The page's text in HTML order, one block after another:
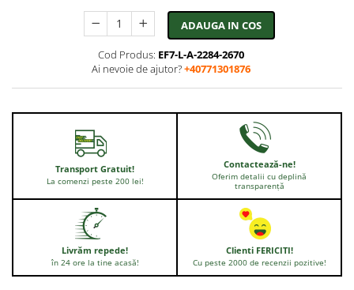
ADAUGA IN COS
Cod Produs: EF7-L-A-2284-2670
Ai nevoie de ajutor?+40771301876
Transport Gratuit!
La comenzi peste 200 lei!
Contactează-ne!
Oferim detalii cu deplină
transparență
Livrăm repede!
în 24 ore la tine acasă!
Clienti FERICITI!
Cu peste 2000 de recenzii pozitive!